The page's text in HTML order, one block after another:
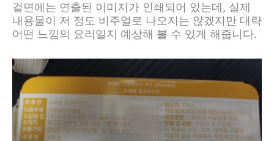
겉면에는 연출된 이미지가 인쇄되어 있는데, 실제
내용물이 저 정도 비주얼로 나오지는 않겠지만 대략
어떤 느낌의 요리일지 예상해 볼 수 있게 해줍니다.